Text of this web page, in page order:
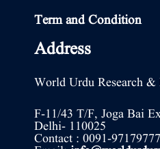
Term and Condition
Address
World Urdu Research &
F-11/43 T/F, Joga Bai
Delhi- 110025
Contact : 0091-